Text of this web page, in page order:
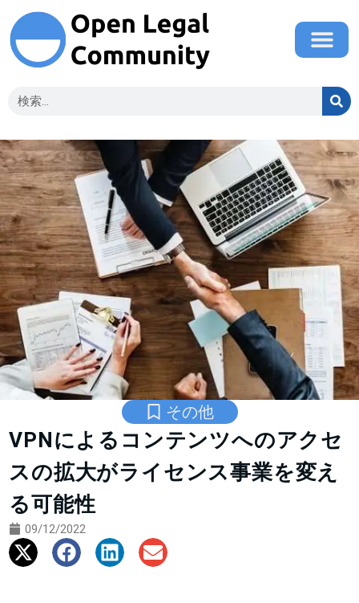
その他
VPNによるコンテンツへのアクセ
スの拡大がライセンス事業を変え
る可能性
09/12/2022